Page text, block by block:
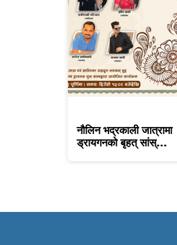
नौलिन भद्रकाली जात्रामा
ड्रायगनको बृहत् सांस्...